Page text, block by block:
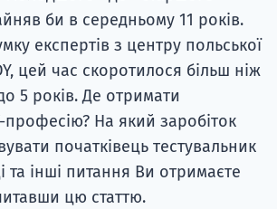
би в середньому 11 років.
експертів з центру польської
цей час скоротилося більш ніж
5 років. Де отримати
професію? На який заробіток
початківець тестувальник
та інші питання Ви отримаєте
цю статтю.